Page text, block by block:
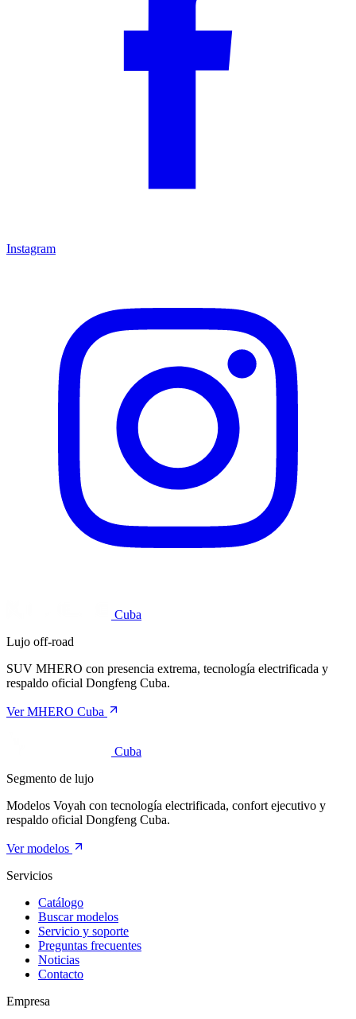
Instagram
Cuba
Lujo off-road
SUV MHERO con presencia extrema, tecnología electrificada y
respaldo oficial Dongfeng Cuba.
Ver MHERO Cuba
Cuba
Segmento de lujo
Modelos Voyah con tecnología electrificada, confort ejecutivo y
respaldo oficial Dongfeng Cuba.
Ver modelos
Servicios
Catálogo
Buscar modelos
Servicio y soporte
Preguntas frecuentes
Noticias
Contacto
Empresa